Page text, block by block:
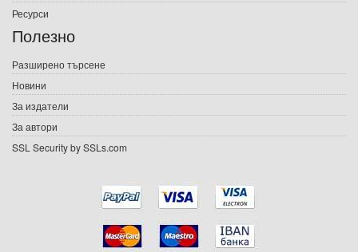
Е-списания
Подаръци
Ваучери
Ресурси
Полезно
Разширено търсене
Новини
За издатели
За автори
SSL Security by SSLs.com